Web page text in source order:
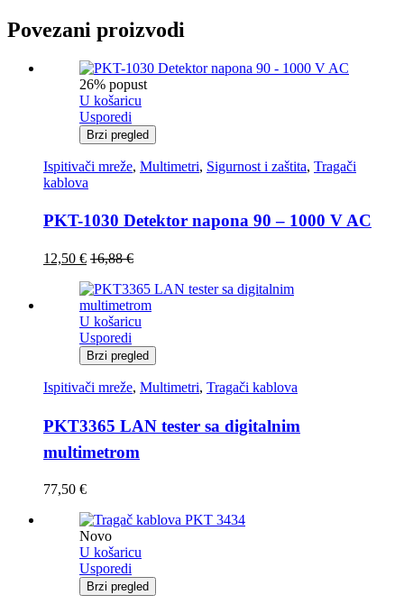
Povezani proizvodi
26% popust
U košaricu
Usporedi
Brzi pregled
Ispitivači mreže, Multimetri, Sigurnost i zaštita, Tragači
kablova
PKT-1030 Detektor napona 90 – 1000 V AC
12,50 € 16,88€
U košaricu
Usporedi
Brzi pregled
Ispitivači mreže, Multimetri, Tragači kablova
PKT3365 LAN tester sa digitalnim
multimetrom
77,50 €
Novo
U košaricu
Usporedi
Brzi pregled